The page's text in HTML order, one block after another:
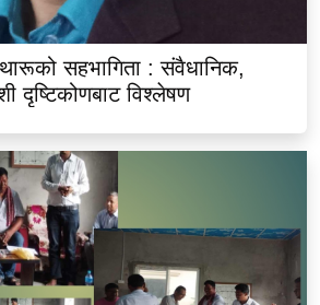
सहभागिता : संवैधानिक,
दृष्टिकोणबाट विश्लेषण